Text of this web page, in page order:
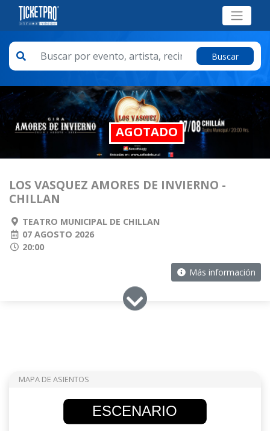
Buscar
AGOTADO
LOS VASQUEZ AMORES DE INVIERNO -
CHILLAN
TEATRO MUNICIPAL DE CHILLAN
07 AGOSTO 2026
20:00
Más información
MAPA DE ASIENTOS
ESCENARIO